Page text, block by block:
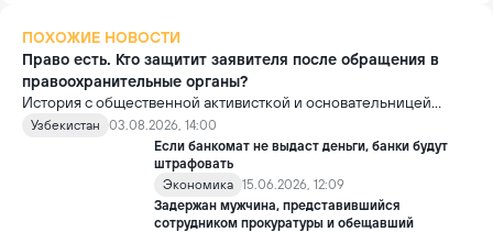
ПОХОЖИЕ НОВОСТИ
Право есть. Кто защитит заявителя после обращения в
правоохранительные органы?
История с общественной активисткой и основательницей
проекта «Немолчи.uz» Ириной Матвиенко поднимает вопрос,
который выходит далеко за рамки одного судебного дела.
Узбекистан
03.08.2026, 14:00
Если банкомат не выдаст деньги, банки будут
штрафовать
Экономика 15.06.2026, 12:09
Задержан мужчина, представившийся
сотрудником прокуратуры и обещавший